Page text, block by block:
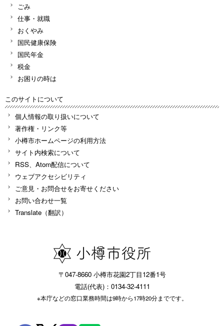
ごみ
仕事・就職
おくやみ
国民健康保険
国民年金
税金
お困りの時は
このサイトについて
個人情報の取り扱いについて
著作権・リンク等
小樽市ホームページの利用方法
サイト内検索について
RSS、Atom配信について
ウェブアクセシビリティ
ご意見・お問合せをお寄せください
お問い合わせ一覧
Translate（翻訳）
〒047-8660 小樽市花園2丁目12番1号
電話(代表)：0134-32-4111
※本庁などの窓口業務時間は9時から17時20分までです。